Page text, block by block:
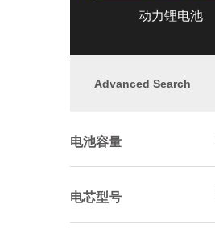
动力锂电池
Advanced Search
电池容量
电芯型号